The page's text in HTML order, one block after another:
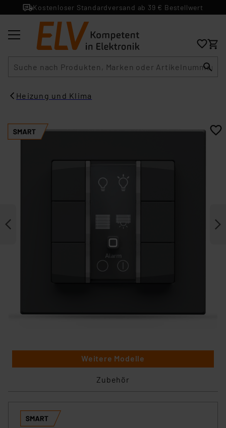
Kostenloser Standardversand ab 39 € Bestellwert
Heizung und Klima
Weitere Modelle
Zubehör